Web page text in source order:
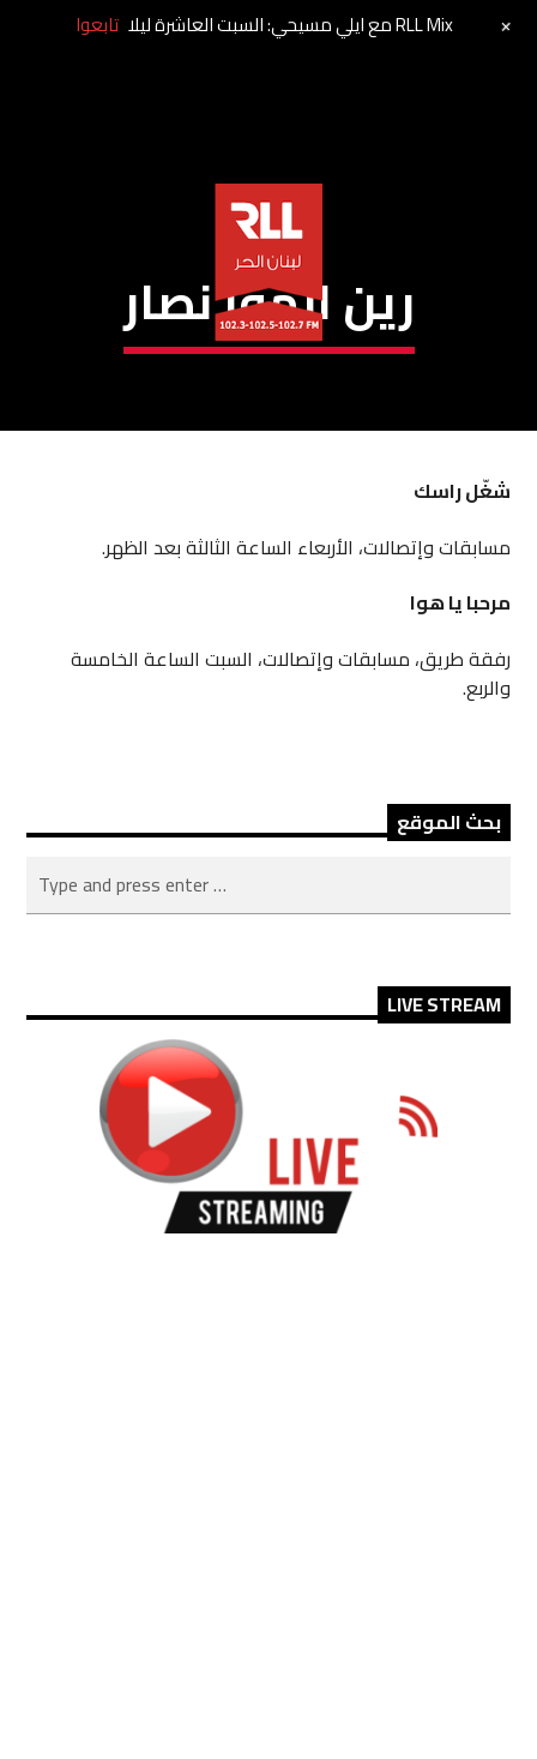
رين الهوا نصار
شغّل راسك
مسابقات وإتصالات، الأربعاء الساعة الثالثة بعد الظهر.
مرحبا يا هوا
رفقة طريق، مسابقات وإتصالات، السبت الساعة الخامسة
والربع.
بحث الموقع
LIVE STREAM
RLL Mix مع ايلي مسيحي: السبت العاشرة ليلا تابعوا +